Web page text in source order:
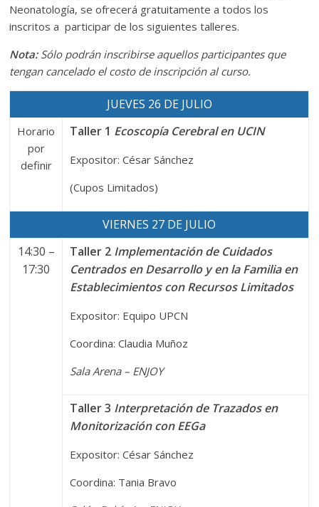
Neonatología, se ofrecerá gratuitamente a todos los
inscritos a participar de los siguientes talleres.
Nota:Sólo podrán inscribirse aquellos participantes que
tengan cancelado el costo de inscripción al curso.
JUEVES 26 DE JULIO
Horario
por
definir
Taller 1 Ecoscopía Cerebral en UCIN
Expositor: César Sánchez
(Cupos Limitados)
VIERNES 27 DE JULIO
14:30 –
17:30
Taller 2 Implementación de Cuidados
Centrados en Desarrollo y en la Familia en
Establecimientos con Recursos Limitados
Expositor: Equipo UPCN
Coordina: Claudia Muñoz
Sala Arena – ENJOY
Taller 3 Interpretación de Trazados en
Monitorización con EEGa
Expositor: César Sánchez
Coordina: Tania Bravo